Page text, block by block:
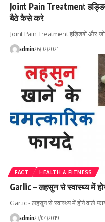
Joint Pain Treatment
बैठे कैसे करे
Joint Pain Treatment हड्डियों और
admin26/02/2021
FACT HEALTH & FITNESS
Garlic – लहसुन से स्वास्थ्य में
Garlic - लहसुन से स्वास्थ्य में होने वाले
admin23/04/2019